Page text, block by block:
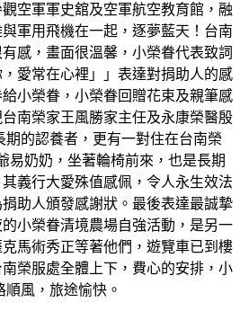
空軍軍史舘及空軍航空教育館，融
軍用飛機在一起，逐夢藍天！台南
感，畫面很溫馨，小榮眷代表致詞
愛常在心裡」」表達對捐助人的感
小榮眷，小榮眷回贈花束及親筆感
南榮家王風勝家主任及永康榮醫殷
的認養者，更有一對住在台南榮
易奶奶，坐著輪椅前來，也是長期
義行大愛殊值感佩，令人永生效法
助人頒發感謝狀。最後表達最誠摯
小榮眷清境農場自強活動，是另一
馬術秀正等著他們，遊覽車已到樓
榮服處全體上下，費心的安排，小
風，旅途愉快。